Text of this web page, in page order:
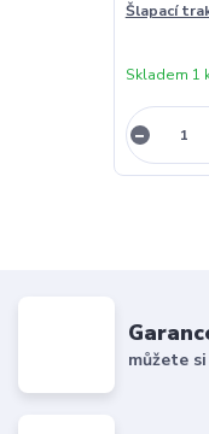
Šlapací
Skladem 1
můžete